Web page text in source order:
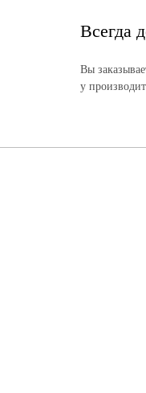
Всегда
Вы
у